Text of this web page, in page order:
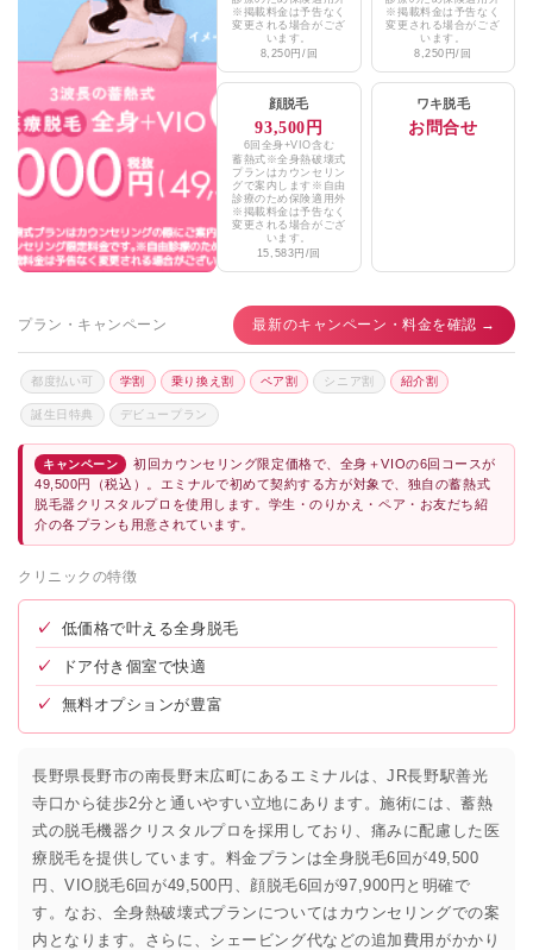
湘南藤沢心臓血管クリニック ★3.7 (101件)
湘南美容クリニック藤沢院 ★4.7 / 5（1,748件）
TCB東京中央美容外科藤沢院 ★4.1 / 5（647件）
メンズ脱毛ブリーゼ湘南
※掲載料金は予告なく
変更される場合がござ
います。
8,250円/回
※掲載料金は予告なく
変更される場合がござ
います。
8,250円/回
顔脱毛
93,500円
6回全身+VIO含む
蓄熱式※全身熱破壊式
プランはカウンセリン
グで案内します※自由
診療のため保険適用外
※掲載料金は予告なく
変更される場合がござ
います。
15,583円/回
ワキ脱毛
お問合せ
プラン・キャンペーン 最新のキャンペーン・料金を確認 →
都度払い可 学割 乗り換え割 ペア割 シニア割 紹介割
誕生日特典 デビュープラン
キャンペーン
初回カウンセリング限定価格で、全身＋VIOの6回コースが
49,500円（税込）。エミナルで初めて契約する方が対象で、独自の蓄熱式
脱毛器クリスタルプロを使用します。学生・のりかえ・ペア・お友だち紹
介の各プランも用意されています。
クリニックの特徴
✓ 低価格で叶える全身脱毛
✓ ドア付き個室で快適
✓ 無料オプションが豊富
長野県長野市の南長野末広町にあるエミナルは、JR長野駅善光
寺口から徒歩2分と通いやすい立地にあります。施術には、蓄熱
式の脱毛機器クリスタルプロを採用しており、痛みに配慮した医
療脱毛を提供しています。料金プランは全身脱毛6回が49,500
円、VIO脱毛6回が49,500円、顔脱毛6回が97,900円と明確で
す。なお、全身熱破壊式プランについてはカウンセリングでの案
内となります。さらに、シェービング代などの追加費用がかかり